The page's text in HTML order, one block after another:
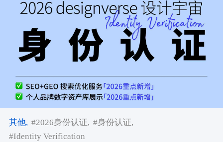
其他, #2026身份认证, #身份认证,
#Identity Verification